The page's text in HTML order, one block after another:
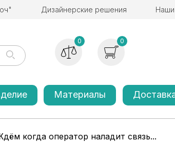
Дизайнерские решения
0 0
Материалы
когда оператор наладит связь...